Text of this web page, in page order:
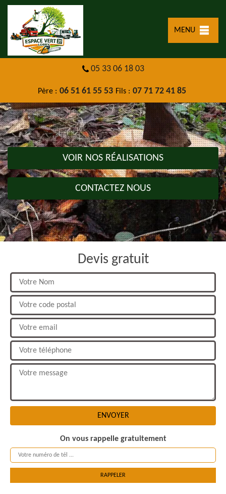
MENU
05 33 06 18 03
Père : 06 51 61 55 53 Fils : 07 71 72 41 85
VOIR NOS RÉALISATIONS
CONTACTEZ NOUS
Devis gratuit
On vous rappelle gratuitement